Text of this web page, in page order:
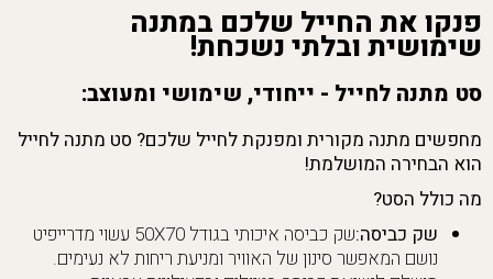
פנקו את החייל שלכם במתנה
שימושית ובלתי נשכחת!
סט מתנה לחייל - ייחודי, שימושי ומעוצב:
מחפשים מתנה מקורית ומפנקת לחייל שלכם? סט מתנה לחייל
הוא הבחירה המושלמת!
מה כולל הסט?
שק כביסה:
שק כביסה איכותי בגודל 50X70 עשוי מדרייפיט
נושם המאפשר סינון של האוויר ומניעת ריחות לא נעימים.